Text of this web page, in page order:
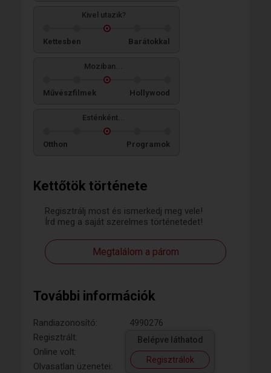
Kettőtök története
Regisztrálj most és ismerkedj meg vele!
Írd meg a saját szerelmes történetedet!
Megtalálom a párom
További információk
Randiazonosító:
4990276
Regisztrált:
Online volt:
Olvasatlan üzenetei:
Belépve láthatod
Regisztrálok
Kivel utazik?
Kettesben Barátokkal
Moziban...
Művészfilmek Hollywood
Esténként...
Otthon Programok